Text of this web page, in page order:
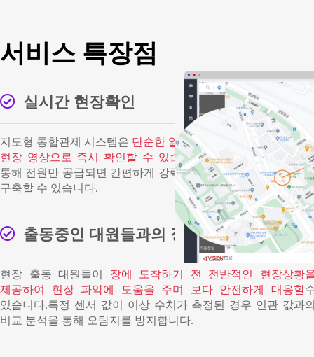
서비스 특장점
실시간 현장확인
지도형 통합관제 시스템은 단순한 알람이 아닌 실시간
현장 영상으로 즉시 확인할 수 있습니다.무선 네트워크 내장
통해 전원만 공급되면 간편하게 강력한 24시간 상시 감시 체계
구축할 수 있습니다.
출동중인 대원들과의 정보 교류
현장 출동 대원들이 장에 도착하기 전 전반적인 현장상황
제공하여 현장 파악에 도움을 주며 보다 안전하게 대응할
있습니다.특정 센서 값이 이상 수치가 측정된 경우 연관 값과
비교 분석을 통해 오탐지를 방지합니다.